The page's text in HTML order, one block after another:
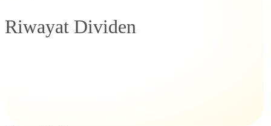
Riwayat Dividen